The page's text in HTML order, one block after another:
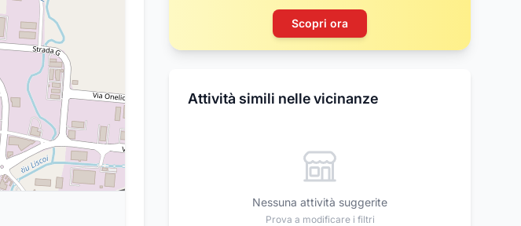
Scopri ora
Attività simili nelle vicinanze
Nessuna attività suggerite
Prova a modificare i filtri